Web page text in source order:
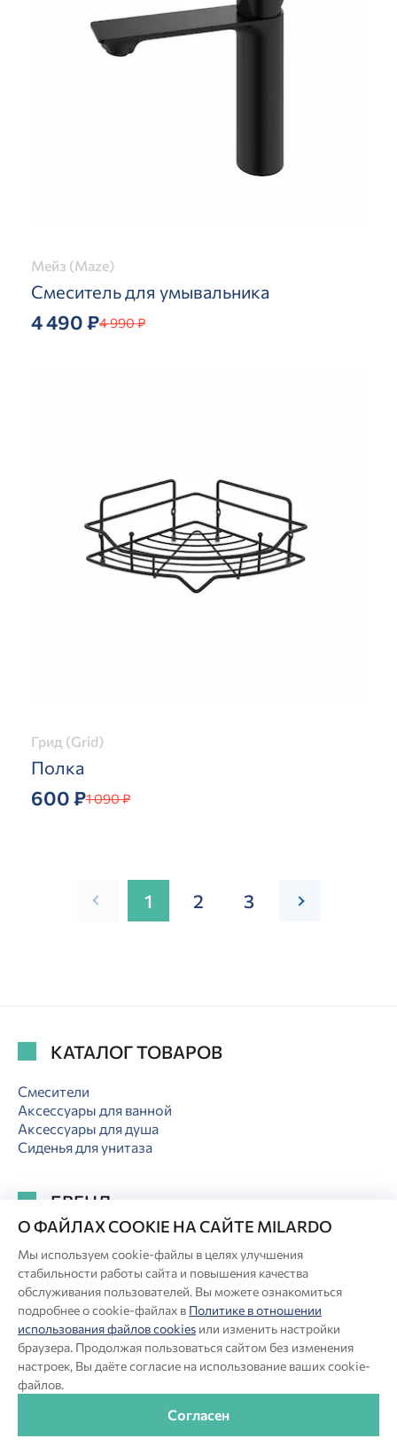
Мейз (Maze)
Смеситель для умывальника
4 490 ₽4 990 ₽
Грид (Grid)
Полка
600 ₽1 090 ₽
1 2 3
КАТАЛОГ ТОВАРОВ
Смесители
Аксессуары для ванной
Аксессуары для душа
Сиденья для унитаза
БРЕНД
Новости
Акции
Служба Сервиса
Полезное
Коллекции
Отзывы
Контакты
ИНФОРМАЦИЯ
О ФАЙЛАХ COOKIE НА САЙТЕ MILARDO
Мы используем cookie-файлы в целях улучшения
стабильности работы сайта и повышения качества
обслуживания пользователей. Вы можете ознакомиться
подробнее о cookie-файлах в Политике в отношении
использования файлов cookies или изменить настройки
браузера. Продолжая пользоваться сайтом без изменения
настроек, Вы даёте согласие на использование ваших cookie-
файлов.
Согласен